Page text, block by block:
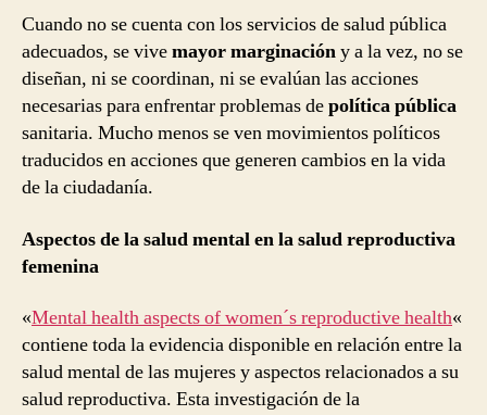
Cuando no se cuenta con los servicios de salud pública
adecuados, se vivemayor marginacióny a la vez, no se
diseñan, ni se coordinan, ni se evalúan las acciones
necesarias para enfrentar problemas depolítica pública
sanitaria. Mucho menos se ven movimientos políticos
traducidos en acciones que generen cambios en la vida
de la ciudadanía.
Aspectos de la salud mental en la salud reproductiva
femenina
«Mental health aspects of women´s reproductive health«
contiene toda la evidencia disponible en relación entre la
salud mental de las mujeres y aspectos relacionados a su
salud reproductiva. Esta investigación de la